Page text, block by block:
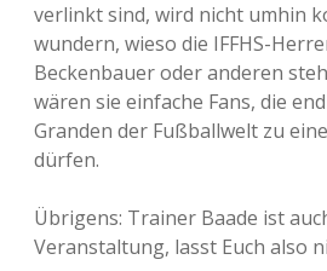
verlinkt sind, wird nicht umhin
wundern, wieso die IFFHS-
Beckenbauer oder anderen
wären sie einfache Fans, die
Granden der Fußballwelt zu
dürfen.
Übrigens: Trainer Baade ist
Veranstaltung, lasst Euch also